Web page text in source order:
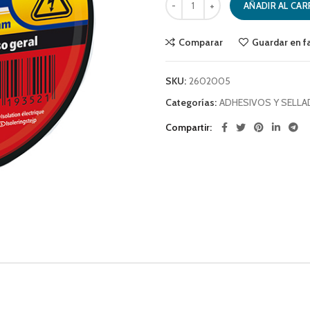
AÑADIR AL
Comparar Guardar en
SKU: 2602005
Categorías: ADHESIVOS Y
Compartir